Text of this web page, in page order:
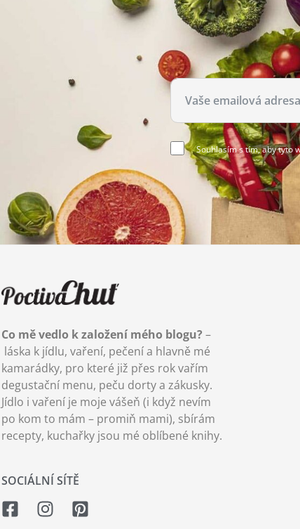
Souhlasím s tím, aby tyto
Co mě vedlo k založení mého blogu? –
láska k jídlu, vaření, pečení a hlavně mé
kamarádky, pro které již přes rok vařím
degustační menu, peču dorty a zákusky.
Jídlo i vaření je moje vášeň (i když nevím
po kom to mám – promiň mami), sbírám
recepty, kuchařky jsou mé oblíbené knihy.
SOCIÁLNÍ SÍTĚ